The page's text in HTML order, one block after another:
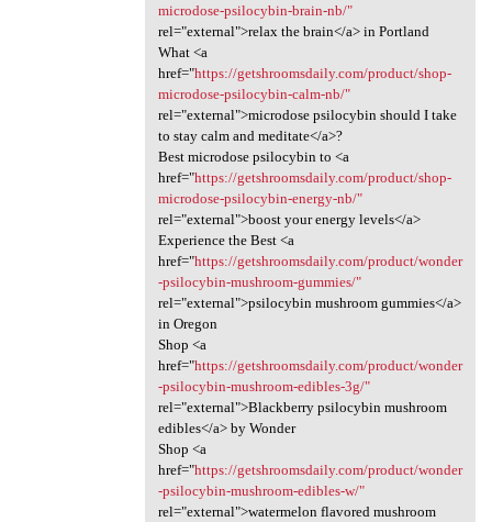
microdose-psilocybin-brain-nb/"
rel="external">relax the brain</a> in Portland
What <a
href="https://getshroomsdaily.com/product/shop-
microdose-psilocybin-calm-nb/"
rel="external">microdose psilocybin should I take
to stay calm and meditate</a>?
Best microdose psilocybin to <a
href="https://getshroomsdaily.com/product/shop-
microdose-psilocybin-energy-nb/"
rel="external">boost your energy levels</a>
Experience the Best <a
href="https://getshroomsdaily.com/product/wonder
-psilocybin-mushroom-gummies/"
rel="external">psilocybin mushroom gummies</a>
in Oregon
Shop <a
href="https://getshroomsdaily.com/product/wonder
-psilocybin-mushroom-edibles-3g/"
rel="external">Blackberry psilocybin mushroom
edibles</a> by Wonder
Shop <a
href="https://getshroomsdaily.com/product/wonder
-psilocybin-mushroom-edibles-w/"
rel="external">watermelon flavored mushroom